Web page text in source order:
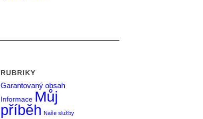
RUBRIKY
Garantovaný obsah
Informace Můj
příběh Naše služby